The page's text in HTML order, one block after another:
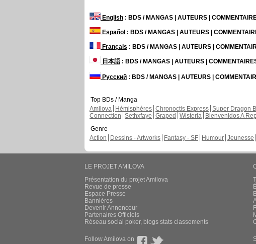
English : BDS / MANGAS | AUTEURS |
Español : BDS / MANGAS | AUTEURS |
Français : BDS / MANGAS | AUTEURS |
日本語: BDS / MANGAS | AUTEURS |
Русский : BDS / MANGAS | AUTEURS |
Top BDs / Manga
Amilova
Hémisphères Chronoctis Express Super Dragon
Connection Sethxfaye Graped Wisteria Bienvenidos A
Genre
Action
Dessins - Artworks Fantasy - SF Humour Jeunesse
LE PROJET AMILOVA
Présentation du projet Amilova
Revue de presse
Espace Presse
Bannières
Devenir Annonceur
Partenaires Officiels
Réseau social poker, blogs stats classements
Follow Amilova on